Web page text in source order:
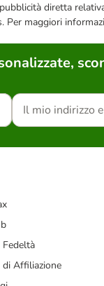
diretta
Per maggiori
Fedeltà
di Affiliazione